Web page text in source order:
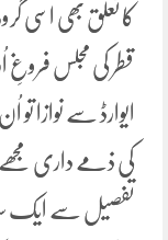
کا تعلق بھی اسی
قطر کی مجلس
ایوارڈ سے نوازا
کی ذمے داری مجھے
تفصیل سے ایک